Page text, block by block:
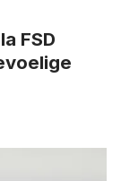
FSD